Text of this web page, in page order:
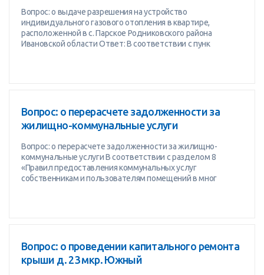
Вопрос: о выдаче разрешения на устройство
индивидуального газового отопления в квартире,
расположенной в с. Парское Родниковского района
Ивановской области Ответ: В соответствии с пунк
Вопрос: о перерасчете задолженности за
жилищно-коммунальные услуги
Вопрос: о перерасчете задолженности за жилищно-
коммунальные услуги В соответствии с разделом 8
«Правил предоставления коммунальных услуг
собственникам и пользователям помещений в мног
Вопрос: о проведении капитального ремонта
крыши д. 23 мкр. Южный